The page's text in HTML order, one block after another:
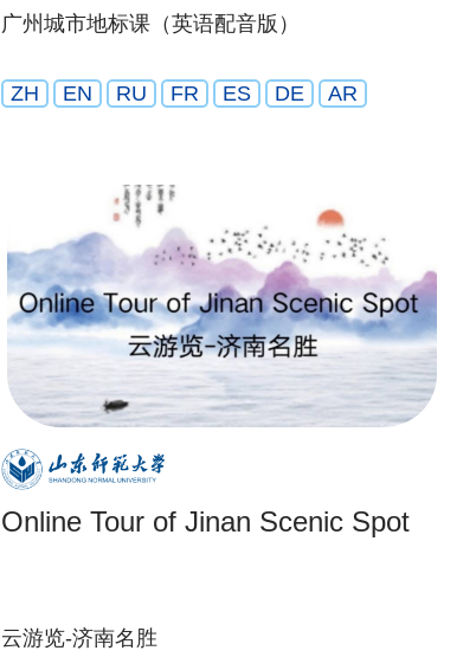
广州城市地标课（英语配音版）
ZH EN RU FR ES DE AR
Online Tour of Jinan Scenic Spot
云游览-济南名胜